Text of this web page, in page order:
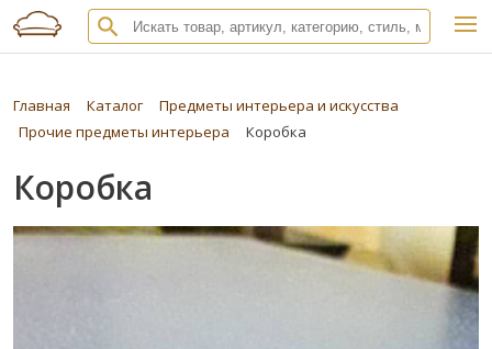
Главная Каталог
Предметы интерьера и искусства
Прочие предметы интерьера
Коробка
Коробка